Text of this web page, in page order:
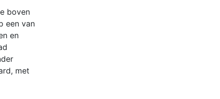
boven
een van
en
met